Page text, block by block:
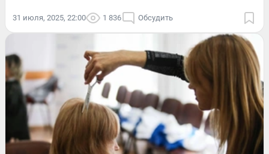
31 июля, 2025, 22:00 1 836 Обсудить